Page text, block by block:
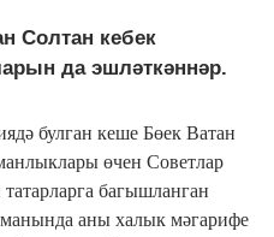
Солтан кебек
да эшләткәннәр.
булган кеше Бөек Ватан
өчен Советлар
багышланган
аны халык мәгарифе